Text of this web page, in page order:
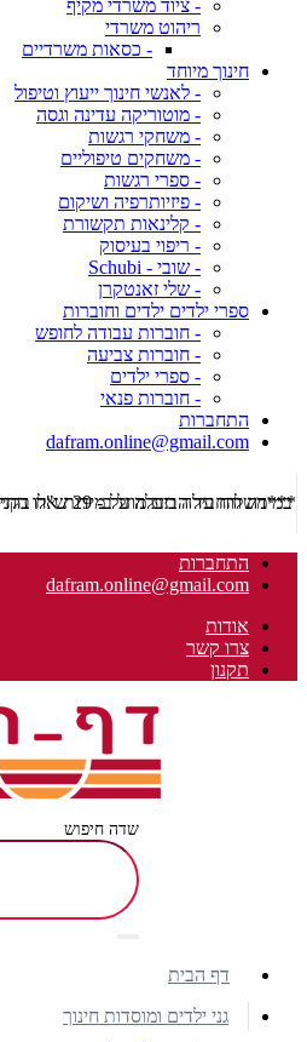
- ציוד משרדי מקיף
ריהוט משרדי
- כסאות משרדיים
חינוך מיוחד
- לאנשי חינוך ייעוץ וטיפול
- מוטוריקה עדינה וגסה
- משחקי רגשות
- משחקים טיפוליים
- ספרי רגשות
- פיזיותרפיה ושיקום
- קלינאות תקשורת
- ריפוי בעיסוק
- שובי - Schubi
- שלי זאנטקרן
ספרי ילדים ילדים וחוברות
- חוברות עבודה לחופש
- חוברות צביעה
- ספרי ילדים
- חוברות פנאי
התחברות
dafram.online@gmail.com
***משלוח עד הבית מוזל ב- 29 ש"ח בקניה מעל 289 ש"ח שליח עד הבית ***
התחברות
dafram.online@gmail.com
אודות
צרו קשר
תקנון
שדה חיפוש
דף הבית
גני ילדים ומוסדות חינוך